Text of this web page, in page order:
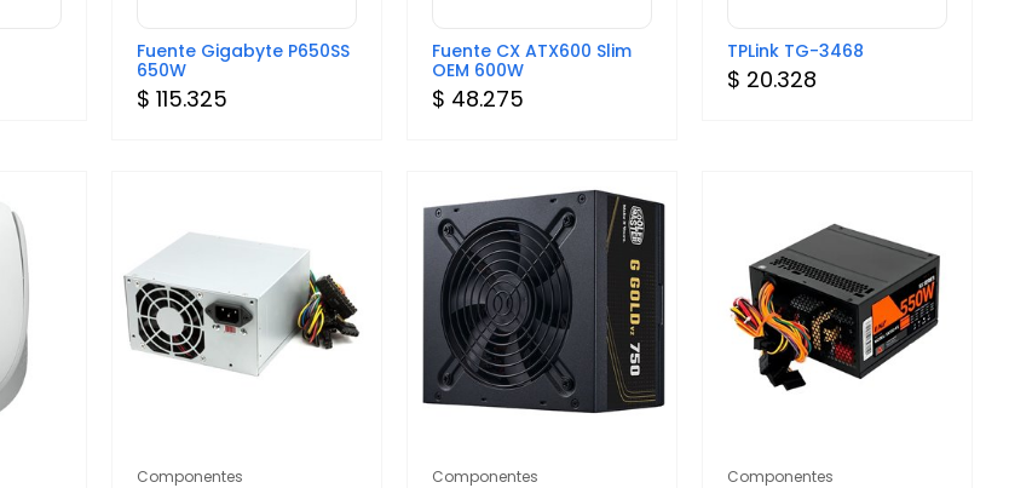
Fuente Gigabyte P650SS
650W
$ 115.325
Fuente CX ATX600 Slim
OEM 600W
$ 48.275
TPLink TG-3468
$ 20.328
Componentes Componentes Componentes